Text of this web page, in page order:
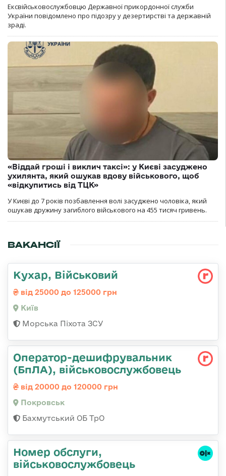
Ексвійськовослужбовцю Державної прикордонної служби
України повідомлено про підозру у дезертирстві та державній
зраді.
«Віддай гроші і виклич таксі»: у Києві засуджено
ухилянта, який ошукав вдову військового, щоб
«відкупитись від ТЦК»
У Києві до 7 років позбавлення волі засуджено чоловіка, який
ошукав дружину загиблого військового на 455 тисяч гривень.
ВАКАНСІЇ
Кухар, Військовий
від 25000 до 125000 грн
Київ
Морська Піхота ЗСУ
Оператор-дешифрувальник
(БпЛА), військовослужбовець
від 20000 до 120000 грн
Покровськ
Бахмутський ОБ ТрО
Номер обслуги,
військовослужбовець